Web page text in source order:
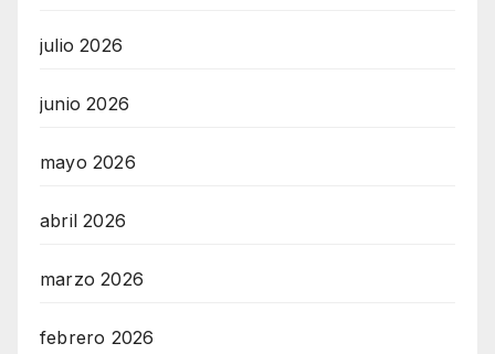
julio 2026
junio 2026
mayo 2026
abril 2026
marzo 2026
febrero 2026